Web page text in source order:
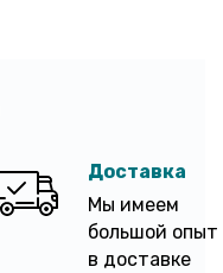
Доставка
Мы имеем
большой опыт
в доставке